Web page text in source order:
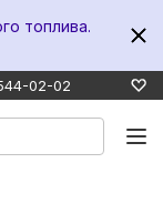
топлива.
02-02